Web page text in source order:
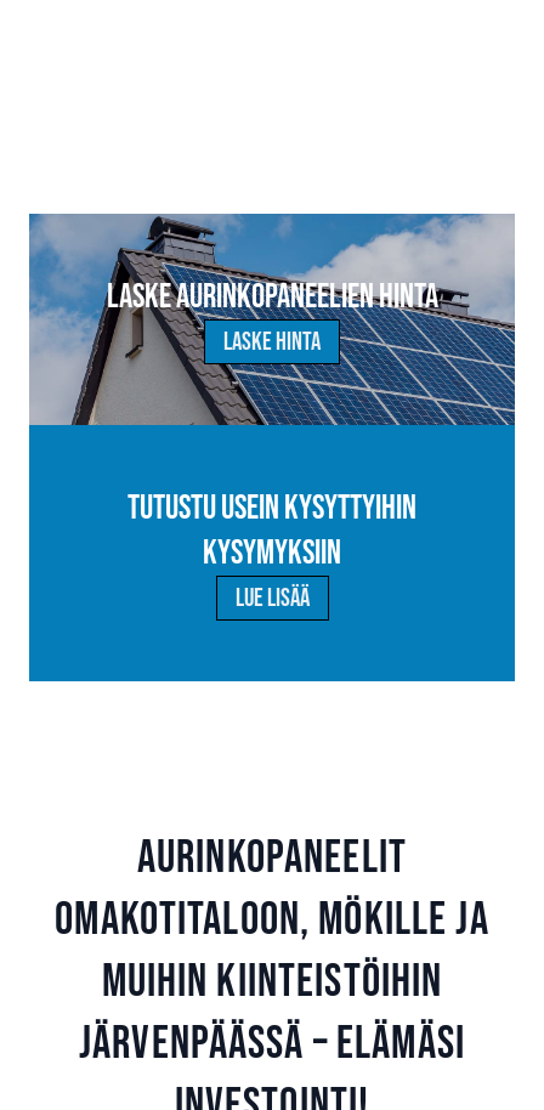
Laske aurinkopaneelien hinta
Laske hinta
Tutustu usein kysyttyihin
kysymyksiin
Lue lisää
Aurinkopaneelit
omakotitaloon, mökille ja
muihin kiinteistöihin
Järvenpäässä – Elämäsi